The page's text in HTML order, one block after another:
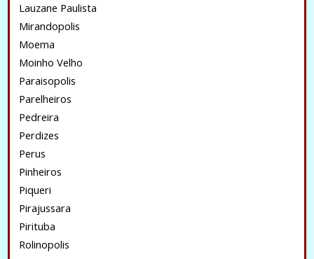
Lauzane Paulista
Mirandopolis
Moema
Moinho Velho
Paraisopolis
Parelheiros
Pedreira
Perdizes
Perus
Pinheiros
Piqueri
Pirajussara
Pirituba
Rolinopolis